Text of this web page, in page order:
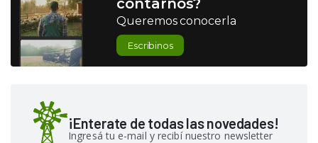
contarnos?
Queremos conocerla
Escribinos
¡Enterate de todas las novedades!
Ingresá tu e-mail y recibí nuestro newsletter